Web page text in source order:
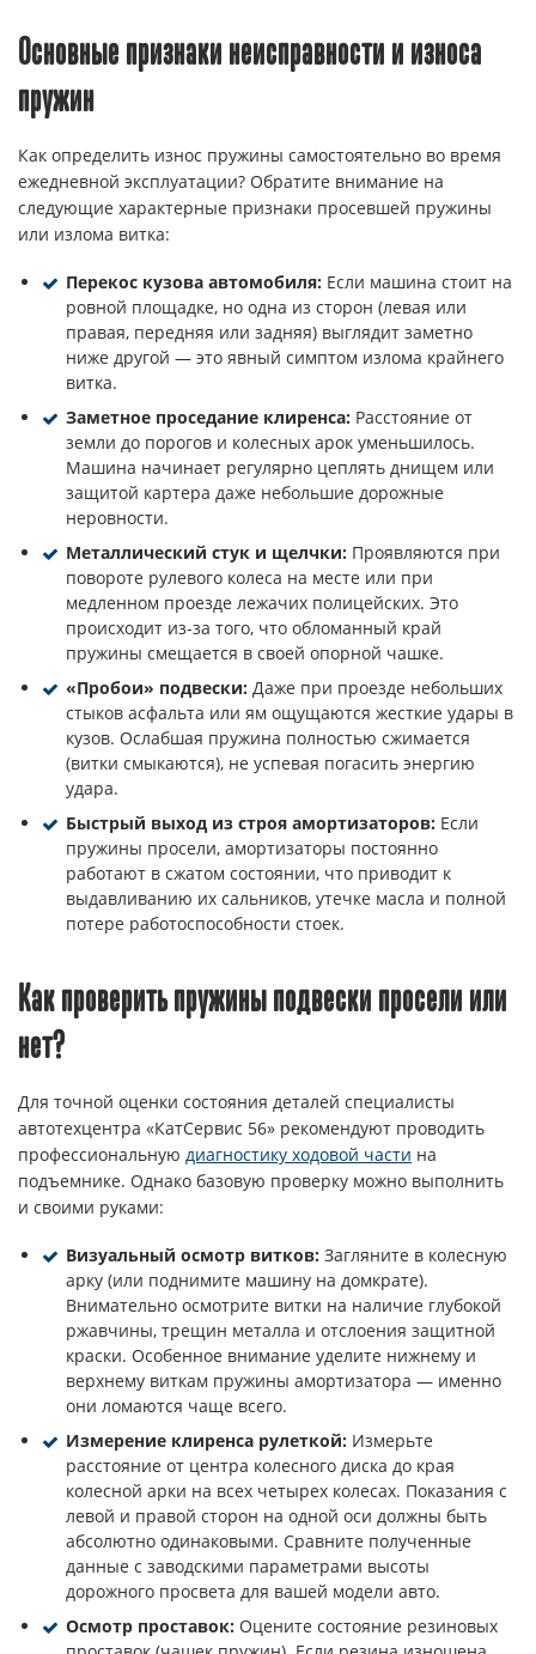
Основные признаки неисправности и износа
пружин
Как определить износ пружины самостоятельно во время
ежедневной эксплуатации? Обратите внимание на
следующие характерные признаки просевшей пружины
или излома витка:
Перекос кузова автомобиля: Если машина стоит на
ровной площадке, но одна из сторон (левая или
правая, передняя или задняя) выглядит заметно
ниже другой — это явный симптом излома крайнего
витка.
Заметное проседание клиренса: Расстояние от
земли до порогов и колесных арок уменьшилось.
Машина начинает регулярно цеплять днищем или
защитой картера даже небольшие дорожные
неровности.
Металлический стук и щелчки: Проявляются при
повороте рулевого колеса на месте или при
медленном проезде лежачих полицейских. Это
происходит из-за того, что обломанный край
пружины смещается в своей опорной чашке.
«Пробои» подвески: Даже при проезде небольших
стыков асфальта или ям ощущаются жесткие удары в
кузов. Ослабшая пружина полностью сжимается
(витки смыкаются), не успевая погасить энергию
удара.
Быстрый выход из строя амортизаторов: Если
пружины просели, амортизаторы постоянно
работают в сжатом состоянии, что приводит к
выдавливанию их сальников, утечке масла и полной
потере работоспособности стоек.
Как проверить пружины подвески просели или
нет?
Для точной оценки состояния деталей специалисты
автотехцентра «КатСервис 56» рекомендуют проводить
профессиональную диагностику ходовой части на
подъемнике. Однако базовую проверку можно выполнить
и своими руками:
Визуальный осмотр витков: Загляните в колесную
арку (или поднимите машину на домкрате).
Внимательно осмотрите витки на наличие глубокой
ржавчины, трещин металла и отслоения защитной
краски. Особенное внимание уделите нижнему и
верхнему виткам пружины амортизатора — именно
они ломаются чаще всего.
Измерение клиренса рулеткой: Измерьте
расстояние от центра колесного диска до края
колесной арки на всех четырех колесах. Показания с
левой и правой сторон на одной оси должны быть
абсолютно одинаковыми. Сравните полученные
данные с заводскими параметрами высоты
дорожного просвета для вашей модели авто.
Осмотр проставок: Оцените состояние резиновых